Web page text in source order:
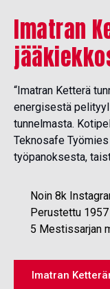
Imatran
“Imatran Ketterä
energisestä
tunnelmasta.
Teknosafe
työpanoksesta,
Noin 8k
Perustettu 1957
5 Mestissarjan
Imatran